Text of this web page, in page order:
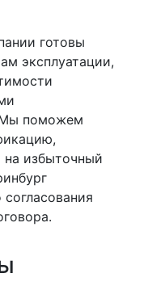
готовы
эксплуатации,
Мы поможем
избыточный